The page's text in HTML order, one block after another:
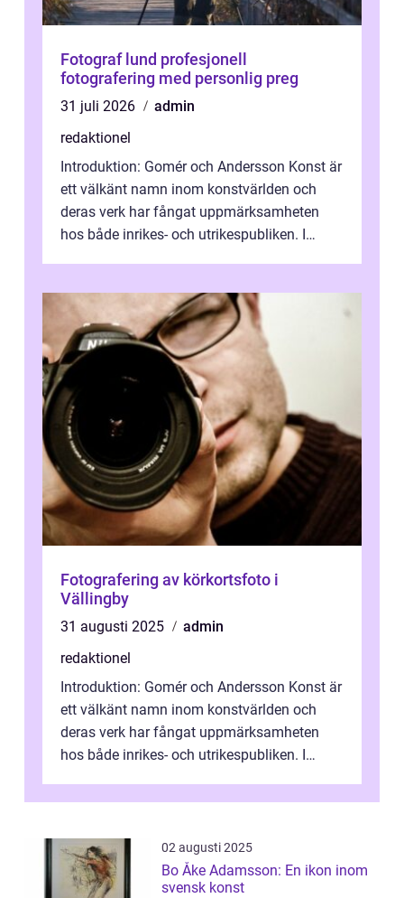
Fotograf lund profesjonell
fotografering med personlig preg
31 juli 2026
admin
redaktionel
Introduktion: Gomér och Andersson Konst är
ett välkänt namn inom konstvärlden och
deras verk har fångat uppmärksamheten
hos både inrikes- och utrikespubliken. I
Fotografering av körkortsfoto i
Vällingby
31 augusti 2025
admin
redaktionel
Introduktion: Gomér och Andersson Konst är
ett välkänt namn inom konstvärlden och
deras verk har fångat uppmärksamheten
hos både inrikes- och utrikespubliken. I
02 augusti 2025
Bo Åke Adamsson: En ikon inom
svensk konst